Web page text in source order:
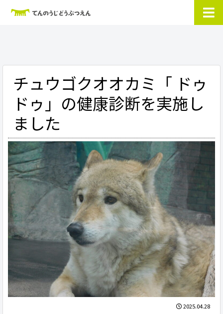
チュウゴクオオカミ「 ドゥ
ドゥ」の健康診断を実施し
ました
2025.04.28